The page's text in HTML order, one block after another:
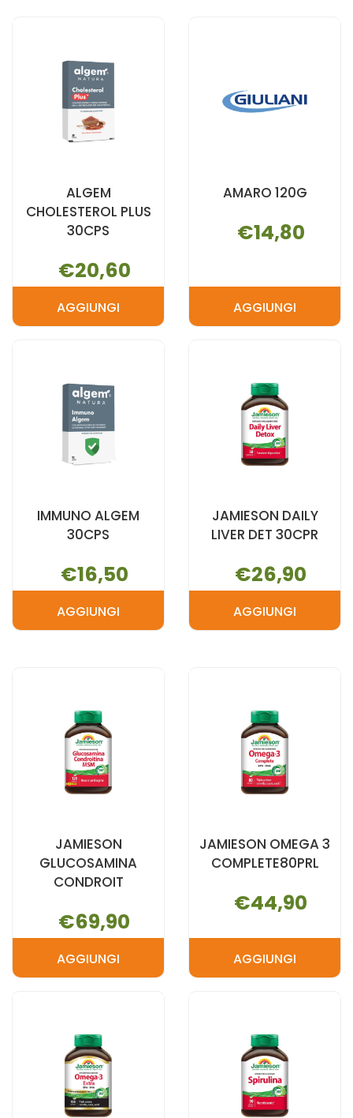
ALGEM
CHOLESTEROL PLUS
30CPS
€20,60
AGGIUNGIAGGIUNGI ALGEM
30CPS AL
CARRELLO
AMARO 120G
€14,80
AGGIUNGIAGGIUNGI
IMMUNO ALGEM
30CPS
€16,50
AGGIUNGIAGGIUNGI IMMUNO
JAMIESON DAILY
LIVER DET 30CPR
€26,90
AGGIUNGIAGGIUNGI
30CPR AL
CARRELLO
JAMIESON
GLUCOSAMINA
CONDROIT
€69,90
AGGIUNGIAGGIUNGI JAMIESON
CARRELLO
JAMIESON OMEGA 3
COMPLETE80PRL
€44,90
AGGIUNGIAGGIUNGI
CARRELLO